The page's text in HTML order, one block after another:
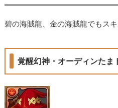
碧の海賊龍、金の海賊龍でもスキ
覚醒幻神・オーディンたま